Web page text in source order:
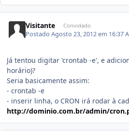
Visitante Convidado
PostadoAgosto 23, 2012 em 16:37
Já tentou digitar 'crontab -e', e
horário)?
Seria basicamente assim:
- crontab -e
- inserir linha, o CRON irá rodar à
http://dominio.com.br/admin/